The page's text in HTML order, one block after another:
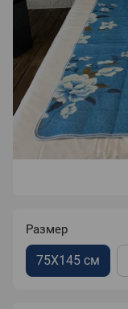
Размер
75X145 см